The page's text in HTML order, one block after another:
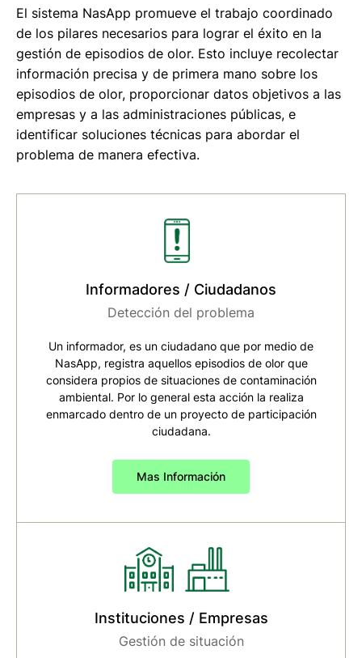
El sistema NasApp promueve el trabajo coordinado
de los pilares necesarios para lograr el éxito en la
gestión de episodios de olor. Esto incluye recolectar
información precisa y de primera mano sobre los
episodios de olor, proporcionar datos objetivos a las
empresas y a las administraciones públicas, e
identificar soluciones técnicas para abordar el
problema de manera efectiva.
Informadores / Ciudadanos
Detección del problema
Un informador, es un ciudadano que por medio de
NasApp, registra aquellos episodios de olor que
considera propios de situaciones de contaminación
ambiental. Por lo general esta acción la realiza
enmarcado dentro de un proyecto de participación
ciudadana.
Mas Información
Instituciones / Empresas
Gestión de situación